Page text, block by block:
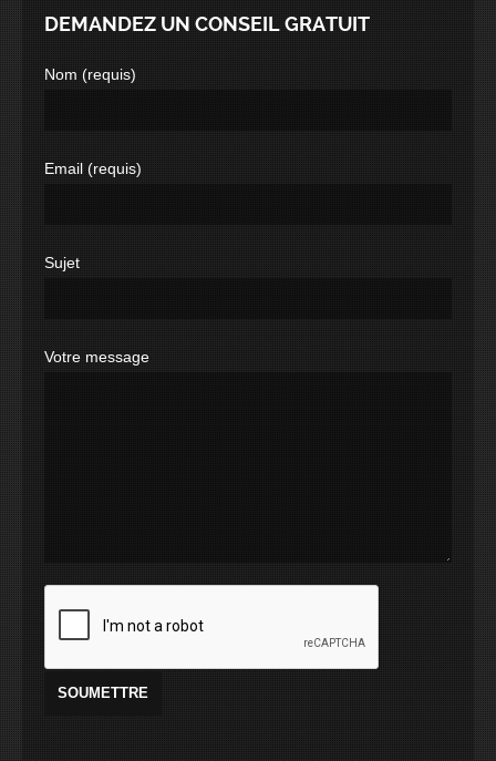
DEMANDEZ UN CONSEIL GRATUIT
Nom (requis)
Email (requis)
Sujet
Votre message